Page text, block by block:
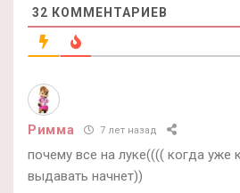
32 КОММЕНТАРИЕВ
Римма 7 лет назад
почему все на луке(((( когда уже
выдавать начнет))